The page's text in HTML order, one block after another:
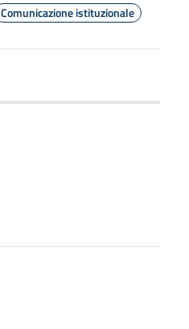
Comunicazione istituzionale